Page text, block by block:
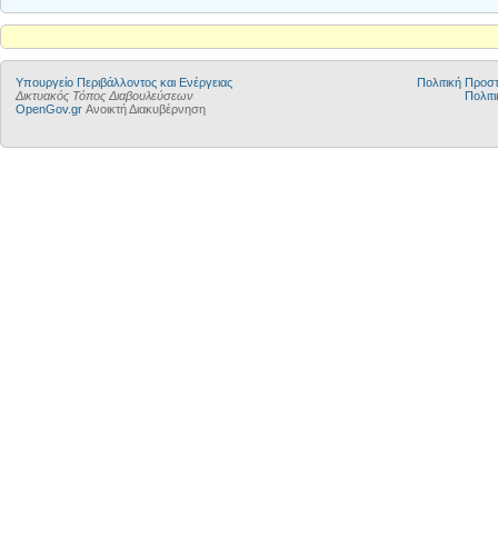
Yπουργείο Περιβάλλοντος και Ενέργειας
Δικτυακός Τόπος Διαβουλεύσεων
OpenGov.gr Ανοικτή Διακυβέρνηση
Πολιτική